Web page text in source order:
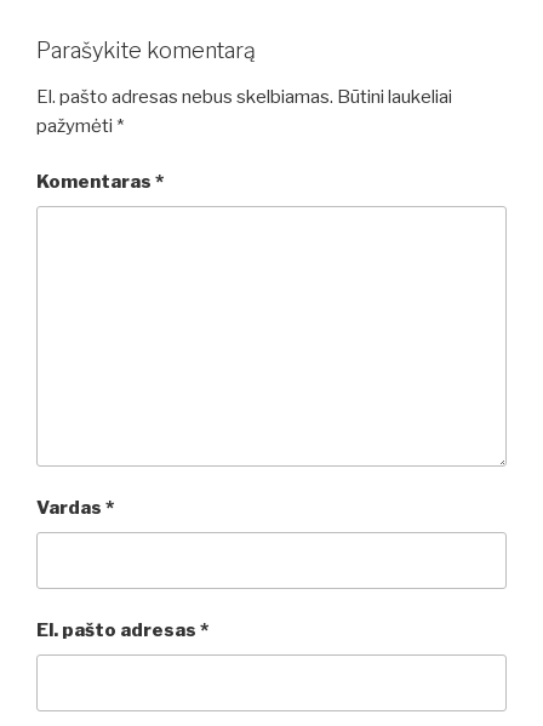
Parašykite komentarą
El. pašto adresas nebus skelbiamas. Būtini laukeliai
pažymėti *
Komentaras *
Vardas *
El. pašto adresas *